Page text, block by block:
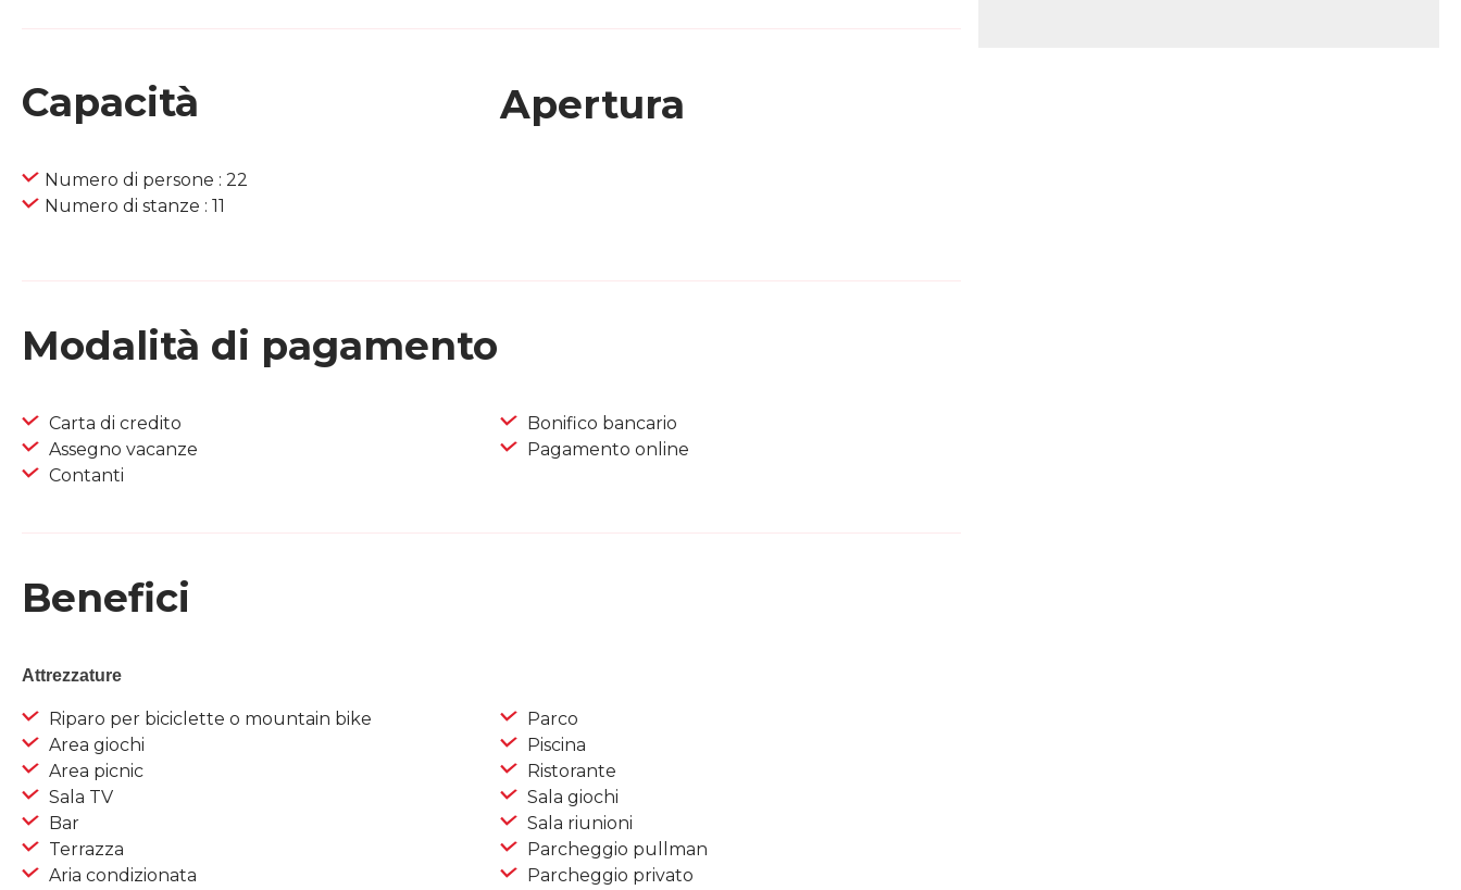
Capacità
Numero di persone : 22
Numero di stanze : 11
Apertura
Modalità di pagamento
Carta di credito
Assegno vacanze
Contanti
Bonifico bancario
Pagamento online
Benefici
Attrezzature
Riparo per biciclette o mountain bike
Area giochi
Area picnic
Sala TV
Bar
Terrazza
Aria condizionata
Parco
Piscina
Ristorante
Sala giochi
Sala riunioni
Parcheggio pullman
Parcheggio privato